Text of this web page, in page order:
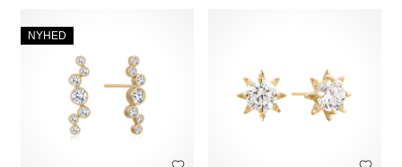
NYHED